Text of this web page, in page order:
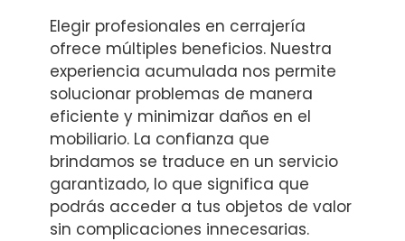
Elegir profesionales en cerrajería
ofrece múltiples beneficios. Nuestra
experiencia acumulada nos permite
solucionar problemas de manera
eficiente y minimizar daños en el
mobiliario. La confianza que
brindamos se traduce en un servicio
garantizado, lo que significa que
podrás acceder a tus objetos de valor
sin complicaciones innecesarias.